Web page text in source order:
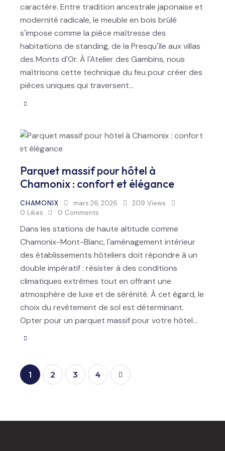
caractère. Entre tradition ancestrale japonaise et
modernité radicale, le meuble en bois brûlé
s'impose comme la pièce maîtresse des
habitations de standing, de la Presqu'île aux villas
des Monts d'Or. À l'Atelier des Gambins, nous
maîtrisons cette technique du feu pour créer des
pièces uniques qui traversent…
Parquet massif pour hôtel à
Chamonix : confort et élégance
CHAMONIX mars 26, 2026 209 Views
0 Likes 0 Comments
Dans les stations de haute altitude comme
Chamonix-Mont-Blanc, l'aménagement intérieur
des établissements hôteliers doit répondre à un
double impératif : résister à des conditions
climatiques extrêmes tout en offrant une
atmosphère de luxe et de sérénité. À cet égard, le
choix du revêtement de sol est déterminant.
Opter pour un parquet massif pour votre hôtel…
1 2 3 4